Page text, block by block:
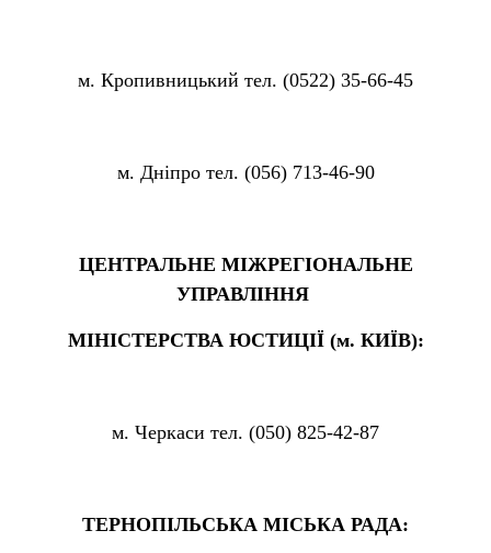
м. Кропивницький тел. (0522) 35-66-45
м. Дніпро тел. (056) 713-46-90
ЦЕНТРАЛЬНЕ МІЖРЕГІОНАЛЬНЕ
УПРАВЛІННЯ
МІНІСТЕРСТВА ЮСТИЦІЇ (м. КИЇВ):
м. Черкаси тел. (050) 825-42-87
ТЕРНОПІЛЬСЬКА МІСЬКА РАДА: